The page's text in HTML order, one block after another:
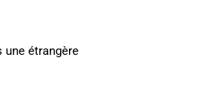
étrangère